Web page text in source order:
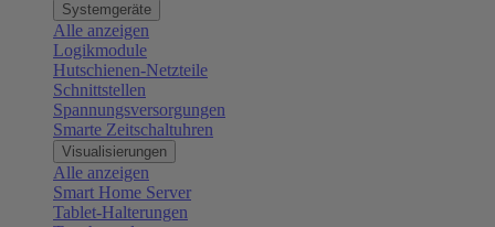
Systemgeräte
Alle anzeigen
Logikmodule
Hutschienen-Netzteile
Schnittstellen
Spannungsversorgungen
Smarte Zeitschaltuhren
Visualisierungen
Alle anzeigen
Smart Home Server
Tablet-Halterungen